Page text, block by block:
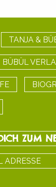
TANJA &
BÜBÜL
ZUM